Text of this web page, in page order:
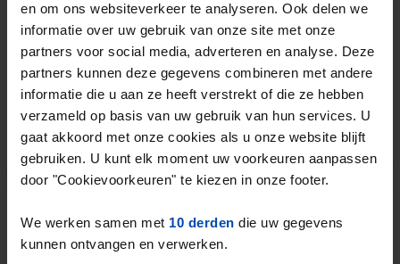
en om ons websiteverkeer te analyseren. Ook delen we
informatie over uw gebruik van onze site met onze
partners voor social media, adverteren en analyse. Deze
partners kunnen deze gegevens combineren met andere
informatie die u aan ze heeft verstrekt of die ze hebben
verzameld op basis van uw gebruik van hun services. U
gaat akkoord met onze cookies als u onze website blijft
gebruiken. U kunt elk moment uw voorkeuren aanpassen
door "Cookievoorkeuren" te kiezen in onze footer.
We werken samen met 10 derden die uw gegevens
kunnen ontvangen en verwerken.
⚡️ Deze woning is waarschijnlijk al weg
Reageer binnen 15 minuten om kans te maken. Met
Rent.nl ben je altijd als eerste!
Mis de volgende niet →
Tip!
Mis nooit meer een
woonruimte in Heerlen
Stel in één minuut je zoekprofiel in en krijg